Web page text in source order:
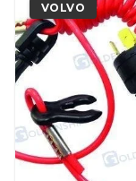
VOLVO